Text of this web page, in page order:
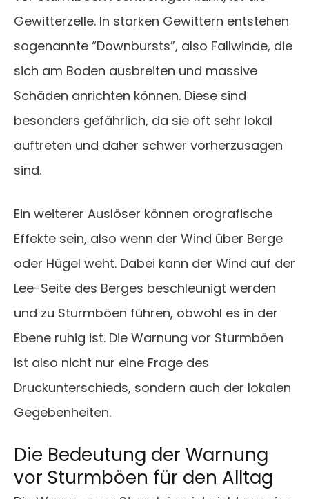
Gewitterzelle. In starken Gewittern entstehen
sogenannte “Downbursts”, also Fallwinde, die
sich am Boden ausbreiten und massive
Schäden anrichten können. Diese sind
besonders gefährlich, da sie oft sehr lokal
auftreten und daher schwer vorherzusagen
sind.
Ein weiterer Auslöser können orografische
Effekte sein, also wenn der Wind über Berge
oder Hügel weht. Dabei kann der Wind auf der
Lee-Seite des Berges beschleunigt werden
und zu Sturmböen führen, obwohl es in der
Ebene ruhig ist. Die Warnung vor Sturmböen
ist also nicht nur eine Frage des
Druckunterschieds, sondern auch der lokalen
Gegebenheiten.
Die Bedeutung der Warnung
vor Sturmböen für den Alltag